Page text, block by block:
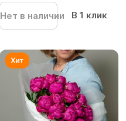
Нет в наличии В 1 клик